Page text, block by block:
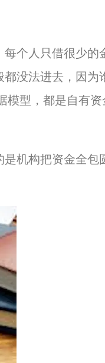
个人只借很少的
没法进去，因为
型，都是自有资
机构把资金全包